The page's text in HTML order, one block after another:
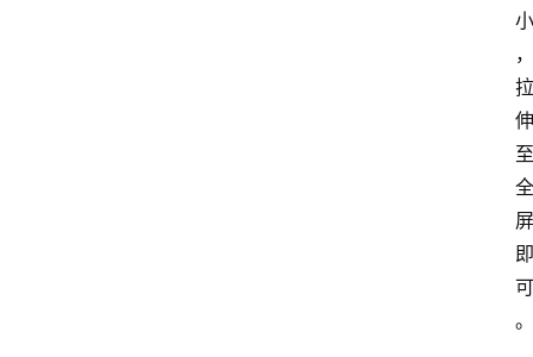
小
，
拉
伸
至
全
屏
即
可
。